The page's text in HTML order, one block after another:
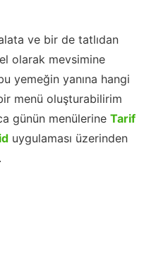
ve bir de tatlıdan
olarak mevsimine
yemeğin yanına hangi
menü oluşturabilirim
günün menülerine Tarif
uygulaması üzerinden